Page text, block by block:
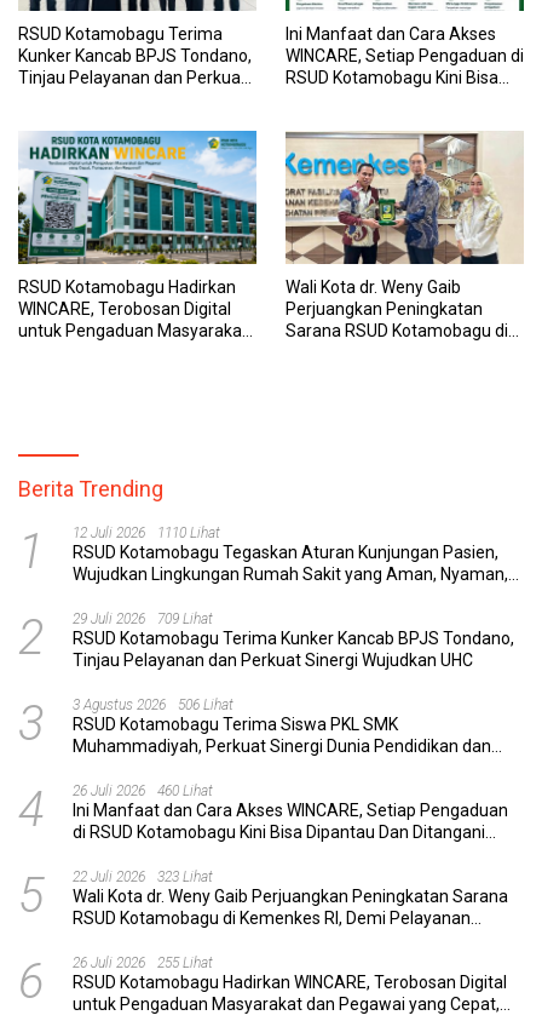
RSUD Kotamobagu Terima
Kunker Kancab BPJS Tondano,
Tinjau Pelayanan dan Perkuat
Ini Manfaat dan Cara Akses
WINCARE, Setiap Pengaduan di
RSUD Kotamobagu Kini Bisa
RSUD Kotamobagu Hadirkan
WINCARE, Terobosan Digital
untuk Pengaduan Masyarakat
Wali Kota dr. Weny Gaib
Perjuangkan Peningkatan
Sarana RSUD Kotamobagu di
Berita Trending
1 12 Juli 2026 1110 Lihat
RSUD Kotamobagu Tegaskan Aturan Kunjungan Pasien,
Wujudkan Lingkungan Rumah Sakit yang Aman, Nyaman,
2 29 Juli 2026 709 Lihat
RSUD Kotamobagu Terima Kunker Kancab BPJS Tondano,
Tinjau Pelayanan dan Perkuat Sinergi Wujudkan UHC
3 3 Agustus 2026 506 Lihat
RSUD Kotamobagu Terima Siswa PKL SMK
Muhammadiyah, Perkuat Sinergi Dunia Pendidikan dan
4 26 Juli 2026 460 Lihat
Ini Manfaat dan Cara Akses WINCARE, Setiap Pengaduan
di RSUD Kotamobagu Kini Bisa Dipantau Dan Ditangani
5 22 Juli 2026 323 Lihat
Wali Kota dr. Weny Gaib Perjuangkan Peningkatan Sarana
RSUD Kotamobagu di Kemenkes RI, Demi Pelayanan
6 26 Juli 2026 255 Lihat
RSUD Kotamobagu Hadirkan WINCARE, Terobosan Digital
untuk Pengaduan Masyarakat dan Pegawai yang Cepat,